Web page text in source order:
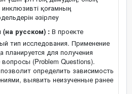
қоғамның
әзірлеу
русском) : В проекте
тип исследования. Применение
планируется для получения
(Problem Questions).
определить зависимость
выявить неизученные ранее